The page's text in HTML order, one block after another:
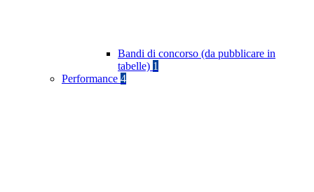
Bandi di concorso (da pubblicare in
tabelle) 1
Performance 4